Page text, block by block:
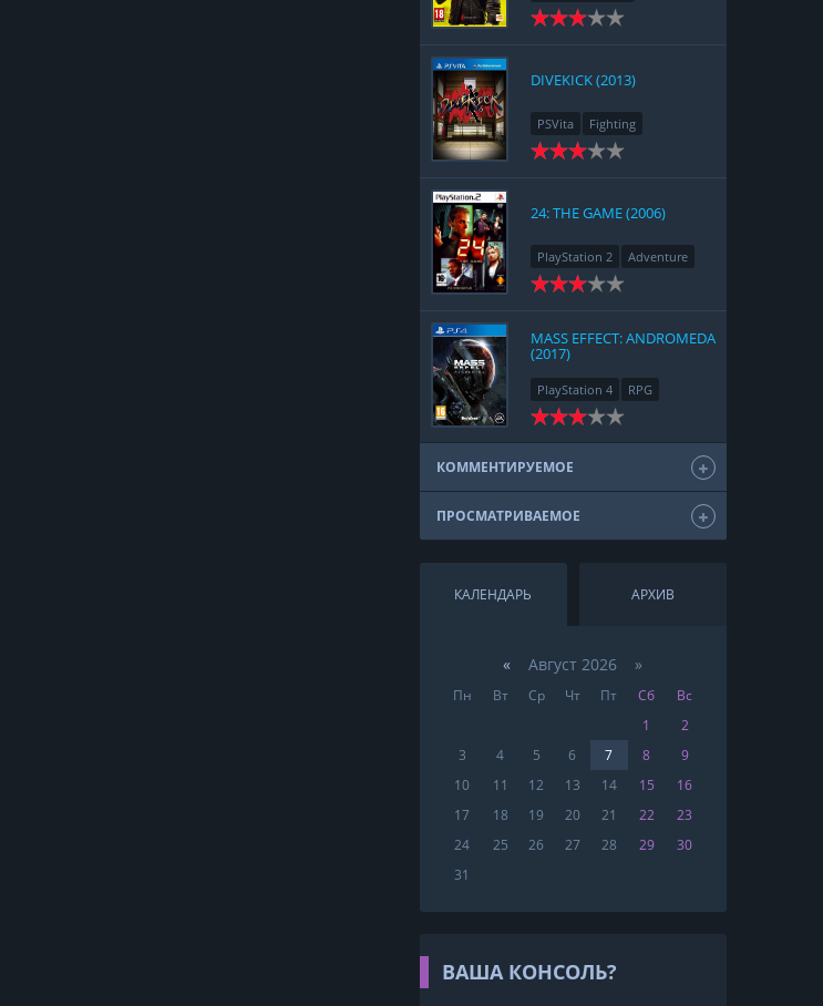
PlayStation 4
DIVEKICK (2013)
PSVita Fighting
24: THE GAME (2006)
PlayStation 2 Adventure
MASS EFFECT: ANDROMEDA
(2017)
PlayStation 4 RPG
КОММЕНТИРУЕМОЕ
ПРОСМАТРИВАЕМОЕ
КАЛЕНДАРЬ АРХИВ
« Август 2026 »
Пн Вт Ср Чт Пт Сб
Вс
1
2
3
4 5 6 7 8
9
10
11 12 13 14 15
16
17
18 19 20 21 22
23
24
25 26 27 28 29
30
31
ВАША КОНСОЛЬ?